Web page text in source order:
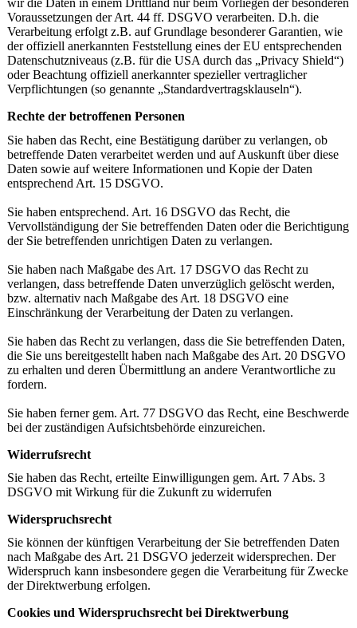
wir die Daten in einem Drittland nur beim Vorliegen der besonderen
Voraussetzungen der Art. 44 ff. DSGVO verarbeiten. D.h. die
Verarbeitung erfolgt z.B. auf Grundlage besonderer Garantien, wie
der offiziell anerkannten Feststellung eines der EU entsprechenden
Datenschutzniveaus (z.B. für die USA durch das „Privacy Shield“)
oder Beachtung offiziell anerkannter spezieller vertraglicher
Verpflichtungen (so genannte „Standardvertragsklauseln“).
Rechte der betroffenen Personen
Sie haben das Recht, eine Bestätigung darüber zu verlangen, ob
betreffende Daten verarbeitet werden und auf Auskunft über diese
Daten sowie auf weitere Informationen und Kopie der Daten
entsprechend Art. 15 DSGVO.
Sie haben entsprechend. Art. 16 DSGVO das Recht, die
Vervollständigung der Sie betreffenden Daten oder die Berichtigung
der Sie betreffenden unrichtigen Daten zu verlangen.
Sie haben nach Maßgabe des Art. 17 DSGVO das Recht zu
verlangen, dass betreffende Daten unverzüglich gelöscht werden,
bzw. alternativ nach Maßgabe des Art. 18 DSGVO eine
Einschränkung der Verarbeitung der Daten zu verlangen.
Sie haben das Recht zu verlangen, dass die Sie betreffenden Daten,
die Sie uns bereitgestellt haben nach Maßgabe des Art. 20 DSGVO
zu erhalten und deren Übermittlung an andere Verantwortliche zu
fordern.
Sie haben ferner gem. Art. 77 DSGVO das Recht, eine Beschwerde
bei der zuständigen Aufsichtsbehörde einzureichen.
Widerrufsrecht
Sie haben das Recht, erteilte Einwilligungen gem. Art. 7 Abs. 3
DSGVO mit Wirkung für die Zukunft zu widerrufen
Widerspruchsrecht
Sie können der künftigen Verarbeitung der Sie betreffenden Daten
nach Maßgabe des Art. 21 DSGVO jederzeit widersprechen. Der
Widerspruch kann insbesondere gegen die Verarbeitung für Zwecke
der Direktwerbung erfolgen.
Cookies und Widerspruchsrecht bei Direktwerbung